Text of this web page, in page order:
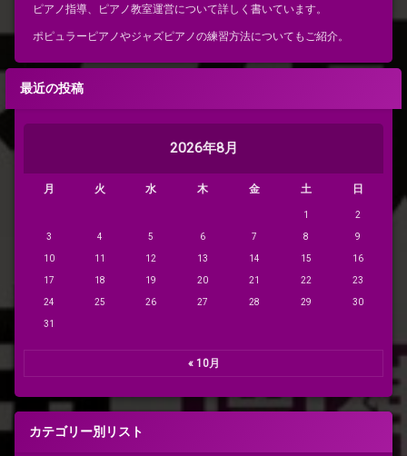
ピアノ指導、ピアノ教室運営について詳しく書いています。
ポピュラーピアノやジャズピアノの練習方法についてもご紹介。
最近の投稿
2026年8月
月 火 水 木 金 土 日
1 2
3 4 5 6 7 8 9
10 11 12 13 14 15 16
17 18 19 20 21 22 23
24 25 26 27 28 29 30
31
« 10月
カテゴリー別リスト